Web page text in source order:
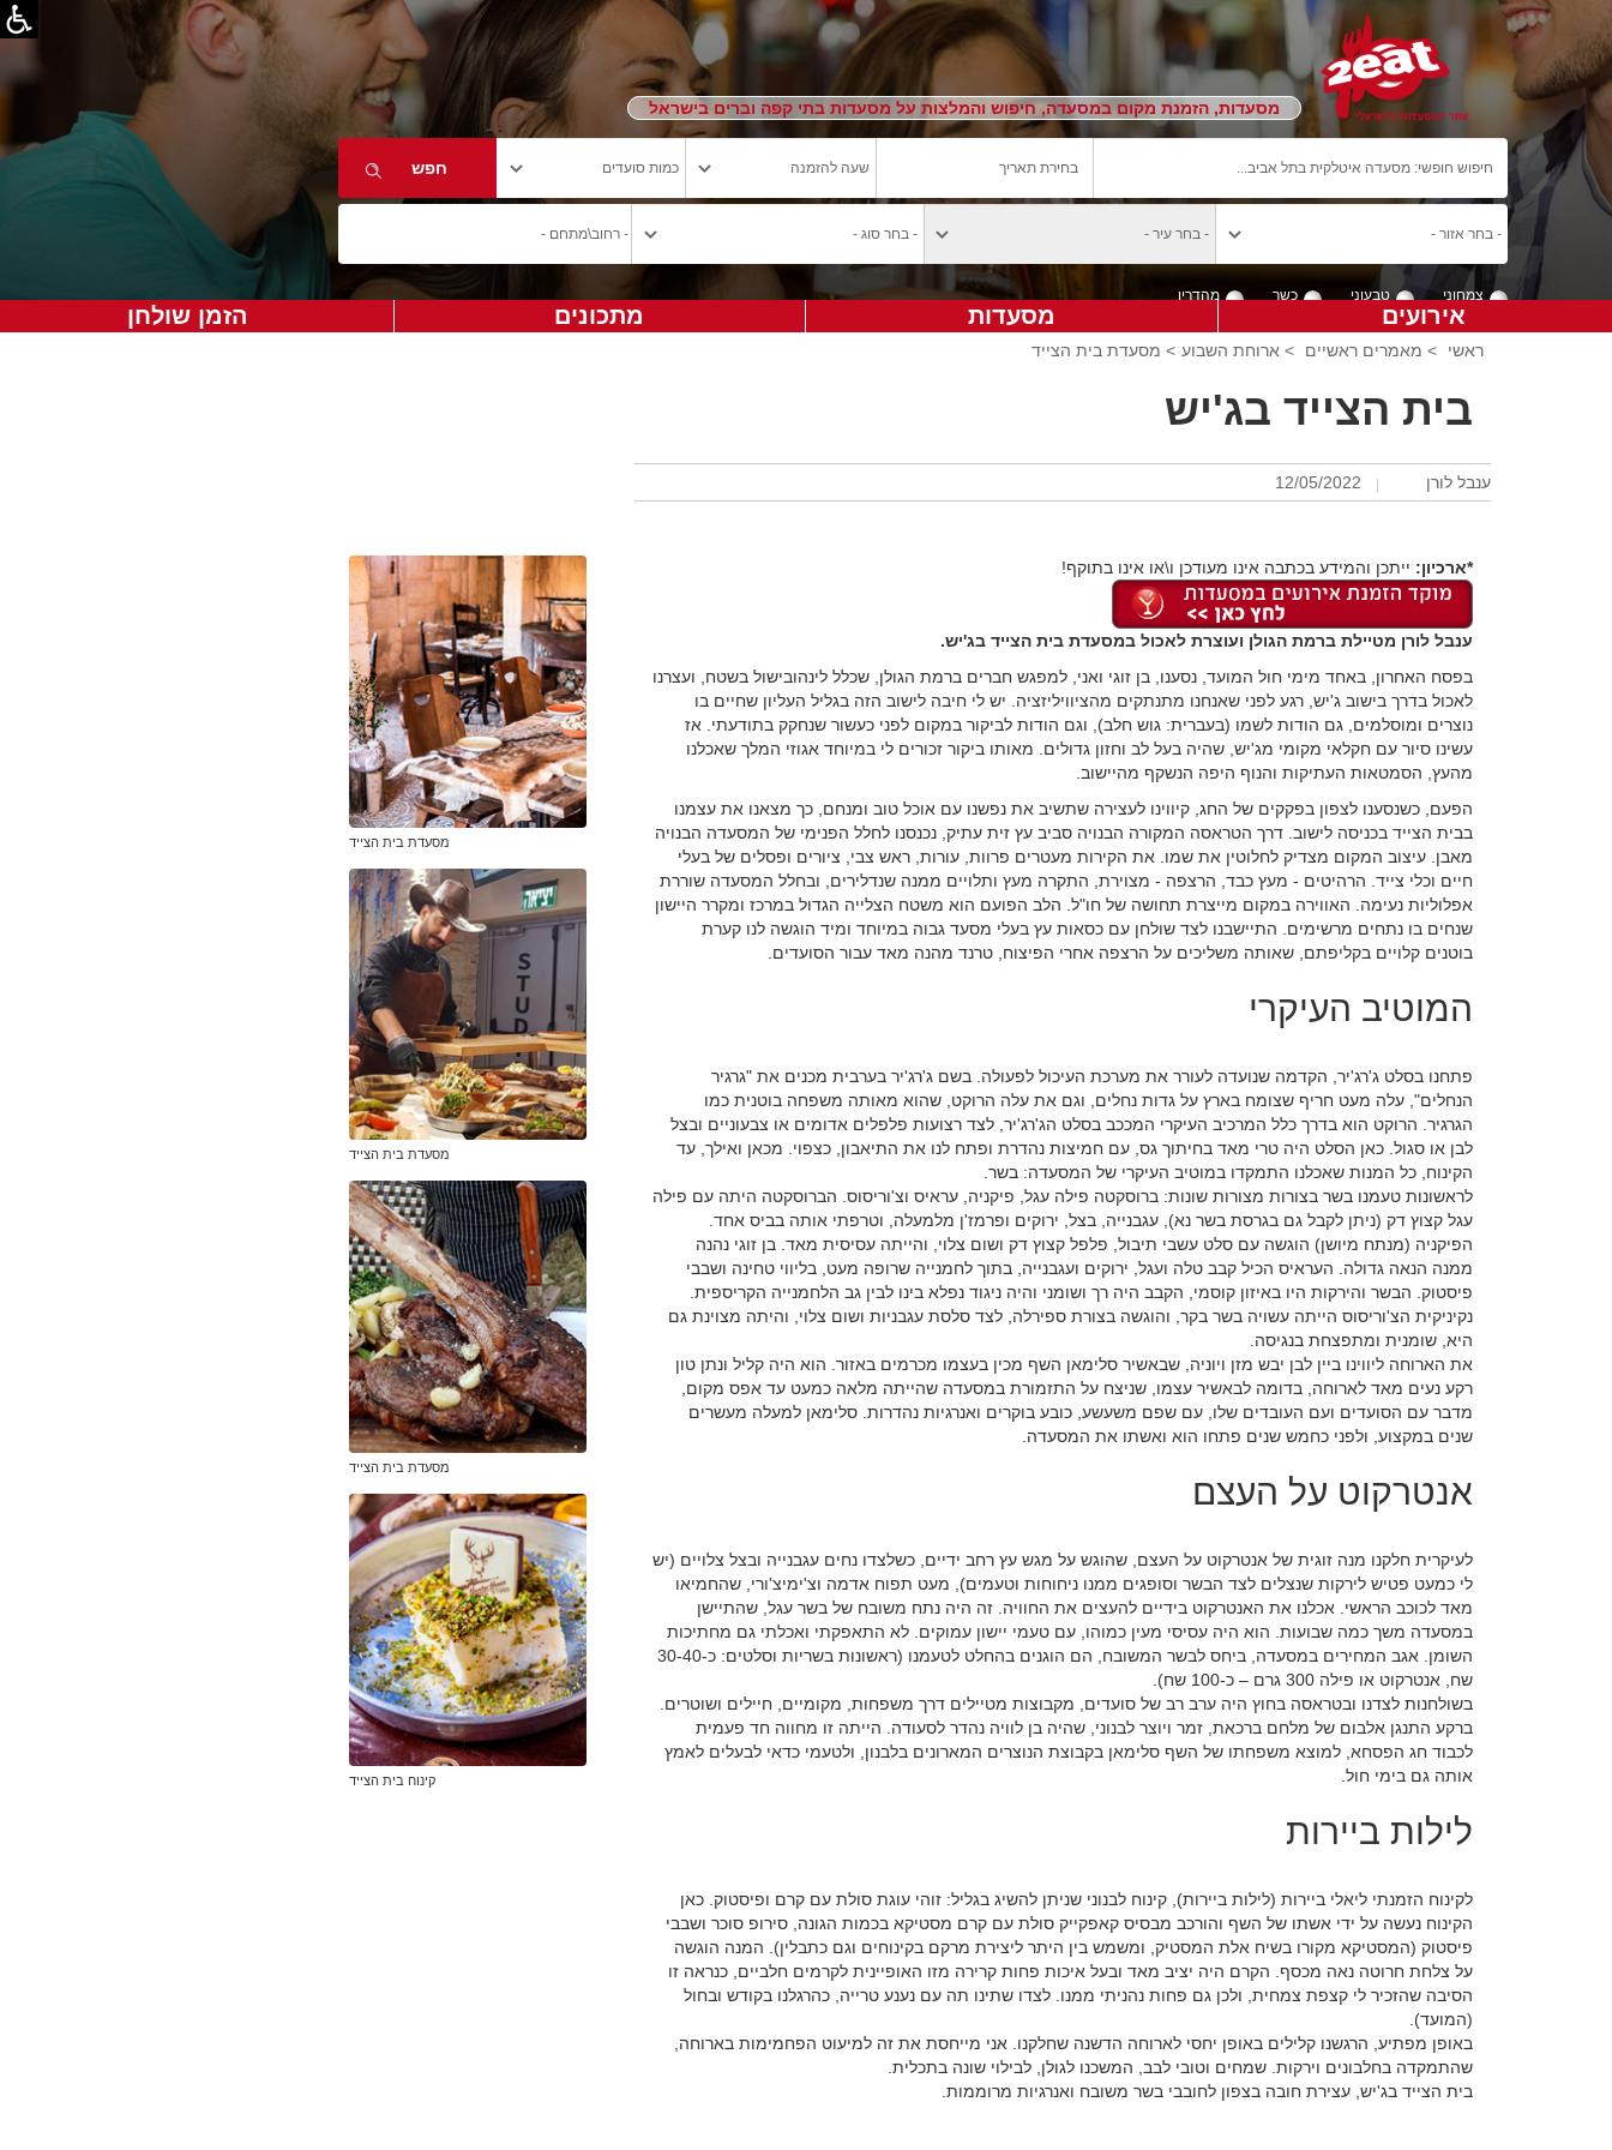
מסעדות, הזמנת מקום במסעדה, חיפוש והמלצות על מסעדות בתי קפה וברים בישראל
צמחוני טבעוני כשר מהדרין
אירועים מסעדות מתכונים הזמן שולחן
ראשי > מאמרים ראשיים > ארוחת השבוע > מסעדת בית הצייד
בית הצייד בג'יש
ענבל לורן 12/05/2022
*ארכיון: ייתכן והמידע בכתבה אינו מעודכן ו\או אינו בתוקף!
ענבל לורן מטיילת ברמת הגולן ועוצרת לאכול במסעדת בית הצייד בג'יש.
בפסח האחרון, באחד מימי חול המועד, נסענו, בן זוגי ואני, למפגש חברים ברמת הגולן, שכלל לינהובישול בשטח, ועצרנו
לאכול בדרך בישוב ג'יש, רגע לפני שאנחנו מתנתקים מהציוויליזציה. יש לי חיבה לישוב הזה בגליל העליון שחיים בו
נוצרים ומוסלמים, גם הודות לשמו (בעברית: גוש חלב), וגם הודות לביקור במקום לפני כעשור שנחקק בתודעתי. אז
עשינו סיור עם חקלאי מקומי מג'יש, שהיה בעל לב וחזון גדולים. מאותו ביקור זכורים לי במיוחד אגוזי המלך שאכלנו
מהעץ, הסמטאות העתיקות והנוף היפה הנשקף מהיישוב.
הפעם, כשנסענו לצפון בפקקים של החג, קיווינו לעצירה שתשיב את נפשנו עם אוכל טוב ומנחם, כך מצאנו את עצמנו
בבית הצייד בכניסה לישוב. דרך הטראסה המקורה הבנויה סביב עץ זית עתיק, נכנסנו לחלל הפנימי של המסעדה הבנויה
מאבן. עיצוב המקום מצדיק לחלוטין את שמו. את הקירות מעטרים פרוות, עורות, ראש צבי, ציורים ופסלים של בעלי
חיים וכלי צייד. הרהיטים - מעץ כבד, הרצפה - מצוירת, התקרה מעץ ותלויים ממנה שנדלירים, ובחלל המסעדה שוררת
אפלוליות נעימה. האווירה במקום מייצרת תחושה של חו"ל. הלב הפועם הוא משטח הצלייה הגדול במרכז ומקרר היישון
שנחים בו נתחים מרשימים. התיישבנו לצד שולחן עם כסאות עץ בעלי מסעד גבוה במיוחד ומיד הוגשה לנו קערת
בוטנים קלויים בקליפתם, שאותה משליכים על הרצפה אחרי הפיצוח, טרנד מהנה מאד עבור הסועדים.
המוטיב העיקרי
פתחנו בסלט ג'רג'יר, הקדמה שנועדה לעורר את מערכת העיכול לפעולה. בשם ג'רג'יר בערבית מכנים את "גרגיר
הנחלים", עלה מעט חריף שצומח בארץ על גדות נחלים, וגם את עלה הרוקט, שהוא מאותה משפחה בוטנית כמו
הגרגיר. הרוקט הוא בדרך כלל המרכיב העיקרי המככב בסלט הג'רג'יר, לצד רצועות פלפלים אדומים או צבעוניים ובצל
לבן או סגול. כאן הסלט היה טרי מאד בחיתוך גס, עם חמיצות נהדרת ופתח לנו את התיאבון, כצפוי. מכאן ואילך, עד
הקינוח, כל המנות שאכלנו התמקדו במוטיב העיקרי של המסעדה: בשר.
לראשונות טעמנו בשר בצורות מצורות שונות: ברוסקטה פילה עגל, פיקניה, עראיס וצ'וריסוס. הברוסקטה היתה עם פילה
עגל קצוץ דק (ניתן לקבל גם בגרסת בשר נא), עגבנייה, בצל, ירוקים ופרמז'ן מלמעלה, וטרפתי אותה בביס אחד.
הפיקניה (מנתח מיושן) הוגשה עם סלט עשבי תיבול, פלפל קצוץ דק ושום צלוי, והייתה עסיסית מאד. בן זוגי נהנה
ממנה הנאה גדולה. העראיס הכיל קבב טלה ועגל, ירוקים ועגבנייה, בתוך לחמנייה שרופה מעט, בליווי טחינה ושבבי
פיסטוק. הבשר והירקות היו באיזון קוסמי, הקבב היה רך ושומני והיה ניגוד נפלא בינו לבין גב הלחמנייה הקריספית.
נקיניקית הצ'וריסוס הייתה עשויה בשר בקר, והוגשה בצורת ספירלה, לצד סלסת עגבניות ושום צלוי, והיתה מצוינת גם
היא, שומנית ומתפצחת בנגיסה.
את הארוחה ליווינו ביין לבן יבש מזן ויוניה, שבאשיר סלימאן השף מכין בעצמו מכרמים באזור. הוא היה קליל ונתן טון
רקע נעים מאד לארוחה, בדומה לבאשיר עצמו, שניצח על התזמורת במסעדה שהייתה מלאה כמעט עד אפס מקום,
מדבר עם הסועדים ועם העובדים שלו, עם שפם משעשע, כובע בוקרים ואנרגיות נהדרות. סלימאן למעלה מעשרים
שנים במקצוע, ולפני כחמש שנים פתחו הוא ואשתו את המסעדה.
אנטרקוט על העצם
לעיקרית חלקנו מנה זוגית של אנטרקוט על העצם, שהוגש על מגש עץ רחב ידיים, כשלצדו נחים עגבנייה ובצל צלויים (יש
לי כמעט פטיש לירקות שנצלים לצד הבשר וסופגים ממנו ניחוחות וטעמים), מעט תפוח אדמה וצ'ימיצ'ורי, שהחמיאו
מאד לכוכב הראשי. אכלנו את האנטרקוט בידיים להעצים את החוויה. זה היה נתח משובח של בשר עגל, שהתיישן
במסעדה משך כמה שבועות. הוא היה עסיסי מעין כמוהו, עם טעמי יישון עמוקים. לא התאפקתי ואכלתי גם מחתיכות
השומן. אגב המחירים במסעדה, ביחס לבשר המשובח, הם הוגנים בהחלט לטעמנו (ראשונות בשריות וסלטים: כ-30-40
שח, אנטרקוט או פילה 300 גרם – כ-100 שח).
בשולחנות לצדנו ובטראסה בחוץ היה ערב רב של סועדים, מקבוצות מטיילים דרך משפחות, מקומיים, חיילים ושוטרים.
ברקע התנגן אלבום של מלחם ברכאת, זמר ויוצר לבנוני, שהיה בן לוויה נהדר לסעודה. הייתה זו מחווה חד פעמית
לכבוד חג הפסחא, למוצא משפחתו של השף סלימאן בקבוצת הנוצרים המארונים בלבנון, ולטעמי כדאי לבעלים לאמץ
אותה גם בימי חול.
לילות ביירות
לקינוח הזמנתי ליאלי ביירות (לילות ביירות), קינוח לבנוני שניתן להשיג בגליל: זוהי עוגת סולת עם קרם ופיסטוק. כאן
הקינוח נעשה על ידי אשתו של השף והורכב מבסיס קאפקייק סולת עם קרם מסטיקא בכמות הגונה, סירופ סוכר ושבבי
פיסטוק (המסטיקא מקורו בשיח אלת המסטיק, ומשמש בין היתר ליצירת מרקם בקינוחים וגם כתבלין). המנה הוגשה
על צלחת חרוטה נאה מכסף. הקרם היה יציב מאד ובעל איכות פחות קרירה מזו האופיינית לקרמים חלביים, כנראה זו
הסיבה שהזכיר לי קצפת צמחית, ולכן גם פחות נהניתי ממנו. לצדו שתינו תה עם נענע טרייה, כהרגלנו בקודש ובחול
(המועד).
באופן מפתיע, הרגשנו קלילים באופן יחסי לארוחה הדשנה שחלקנו. אני מייחסת את זה למיעוט הפחמימות בארוחה,
שהתמקדה בחלבונים וירקות. שמחים וטובי לבב, המשכנו לגולן, לבילוי שונה בתכלית.
בית הצייד בג'יש, עצירת חובה בצפון לחובבי בשר משובח ואנרגיות מרוממות.
מסעדת בית הצייד
מסעדת בית הצייד
מסעדת בית הצייד
קינוח בית הצייד